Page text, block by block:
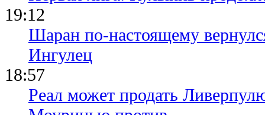
19:12
Шаран по-настоящему
Ингулец
18:57
Реал может продать